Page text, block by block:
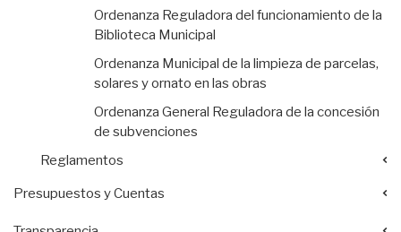
Ordenanza Reguladora del funcionamiento de la
Biblioteca Municipal
Ordenanza Municipal de la limpieza de parcelas,
solares y ornato en las obras
Ordenanza General Reguladora de la concesión
de subvenciones
Reglamentos
Presupuestos y Cuentas